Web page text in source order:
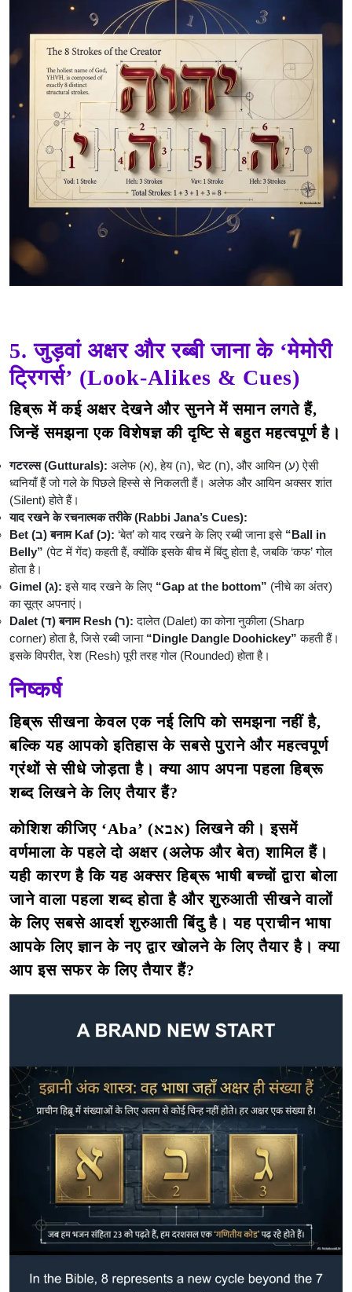
5. जुड़वां अक्षर और रब्बी जाना के ‘मेमोरी
ट्रिगर्स’ (Look-Alikes & Cues)
हिब्रू में कई अक्षर देखने और सुनने में समान लगते हैं,
जिन्हें समझना एक विशेषज्ञ की दृष्टि से बहुत महत्वपूर्ण है।
गटरल्स (Gutturals): अलेफ (א), हेय (ה), चेट (ח), और आयिन (ע) ऐसी
ध्वनियाँ हैं जो गले के पिछले हिस्से से निकलती हैं। अलेफ और आयिन अक्सर शांत
(Silent) होते हैं।
याद रखने के रचनात्मक तरीके (Rabbi Jana’s Cues):
Bet (ב) बनाम Kaf (כ): ‘बेत’ को याद रखने के लिए रब्बी जाना इसे “Ball in
Belly” (पेट में गेंद) कहती हैं, क्योंकि इसके बीच में बिंदु होता है, जबकि ‘कफ’ गोल
होता है।
Gimel (ג): इसे याद रखने के लिए “Gap at the bottom” (नीचे का अंतर)
का सूत्र अपनाएं।
Dalet (ד) बनाम Resh (ר): दालेत (Dalet) का कोना नुकीला (Sharp
corner) होता है, जिसे रब्बी जाना “Dingle Dangle Doohickey” कहती हैं।
इसके विपरीत, रेश (Resh) पूरी तरह गोल (Rounded) होता है।
निष्कर्ष
हिब्रू सीखना केवल एक नई लिपि को समझना नहीं है,
बल्कि यह आपको इतिहास के सबसे पुराने और महत्वपूर्ण
ग्रंथों से सीधे जोड़ता है। क्या आप अपना पहला हिब्रू
शब्द लिखने के लिए तैयार हैं?
कोशिश कीजिए ‘Aba’ (אבא) लिखने की। इसमें
वर्णमाला के पहले दो अक्षर (अलेफ और बेत) शामिल हैं।
यही कारण है कि यह अक्सर हिब्रू भाषी बच्चों द्वारा बोला
जाने वाला पहला शब्द होता है और शुरुआती सीखने वालों
के लिए सबसे आदर्श शुरुआती बिंदु है। यह प्राचीन भाषा
आपके लिए ज्ञान के नए द्वार खोलने के लिए तैयार है। क्या
आप इस सफर के लिए तैयार हैं?